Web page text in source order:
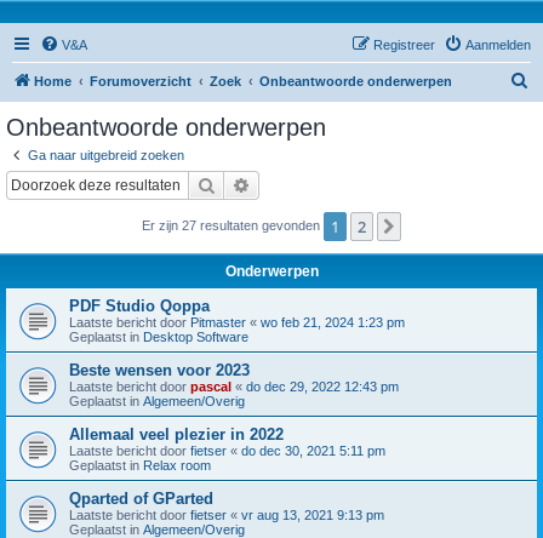
V&A Aanmelden
Registreer
Home Forumoverzicht Zoek Onbeantwoorde onderwerpen
Onbeantwoorde onderwerpen
Ga naar uitgebreid zoeken
Zoek
Er zijn 27 resultaten gevonden 1 2
Onderwerpen
PDF Studio Qoppa
Laatste bericht door Pitmaster « wo feb 21, 2024 1:23 pm
Geplaatst in Desktop Software
Beste wensen voor 2023
Laatste bericht door pascal « do dec 29, 2022 12:43 pm
Geplaatst in Algemeen/Overig
Allemaal veel plezier in 2022
Laatste bericht door fietser « do dec 30, 2021 5:11 pm
Geplaatst in Relax room
Qparted of GParted
Laatste bericht door fietser « vr aug 13, 2021 9:13 pm
Geplaatst in Algemeen/Overig